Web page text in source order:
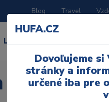
Blog Travel
LABORATÓRIUM
HUFA.CZ
Dovoľujeme
stránky a
určené iba pre